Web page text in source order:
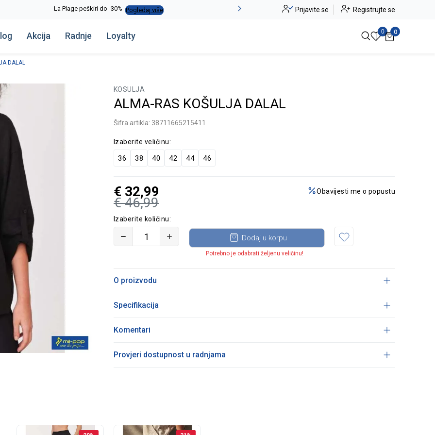
La Plage peškiri do -30% Pogledaj više Alma Ras do -50% Pogledaj više
Prijavite se Registrujte se
Akcija Radnje Loyalty 0 0
DALAL
KOSULJA
ALMA-RAS KOŠULJA DALAL
Šifra artikla: 38711665215411
Izaberite veličinu:
36 38 40 42 44 46
€ 46,99
€ 32,99 Obavijesti me o popustu
Izaberite količinu:
Dodaj u korpu
Potrebno je odabrati željenu veličinu!
O proizvodu
Specifikacija
Komentari
Provjeri dostupnost u radnjama